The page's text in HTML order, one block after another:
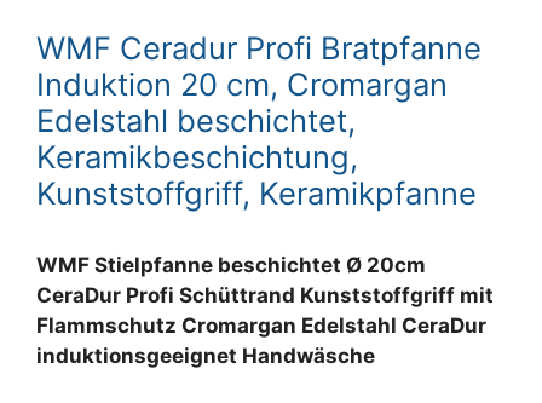
WMF Ceradur Profi Bratpfanne
Induktion 20 cm, Cromargan
Edelstahl beschichtet,
Keramikbeschichtung,
Kunststoffgriff, Keramikpfanne
WMF Stielpfanne beschichtet Ø 20cm
CeraDur Profi Schüttrand Kunststoffgriff mit
Flammschutz Cromargan Edelstahl CeraDur
induktionsgeeignet Handwäsche